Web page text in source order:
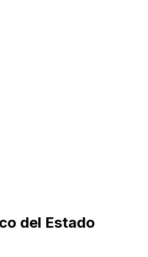
del Estado